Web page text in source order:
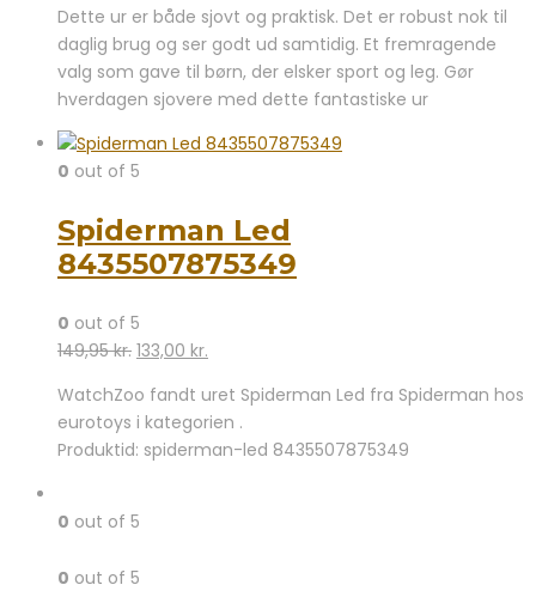
Dette ur er både sjovt og praktisk. Det er robust nok til
daglig brug og ser godt ud samtidig. Et fremragende
valg som gave til børn, der elsker sport og leg. Gør
hverdagen sjovere med dette fantastiske ur
0 out of 5
Spiderman Led
8435507875349
0 out of 5
149,95kr. Den
pris
var:
149,95 kr..
133,00 kr.
pris
er:
133,00 kr..
WatchZoo fandt uret Spiderman Led fra Spiderman hos
eurotoys i kategorien .
Produktid: spiderman-led 8435507875349
0 out of 5
0 out of 5